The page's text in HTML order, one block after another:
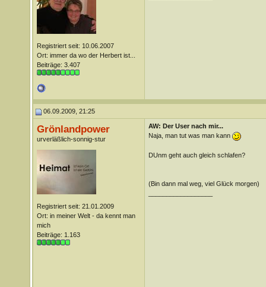
Registriert seit: 10.06.2007
Ort: immer da wo der Herbert ist...
Beiträge: 3.407
06.09.2009, 21:25
Grönlandpower
urverläßlich-sonnig-stur
Registriert seit: 21.01.2009
Ort: in meiner Welt - da kennt man
mich
Beiträge: 1.163
AW: Der User nach mir...
Naja, man tut was man kann
DUnm geht auch gleich schlafen?
(Bin dann mal weg, viel Glück morgen)